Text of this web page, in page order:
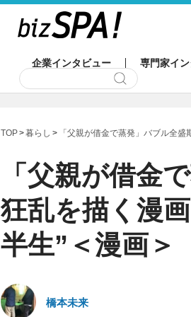
企業インタビュー 専門家イ
TOP 暮らし 「父親が借金で蒸発」バブル全
「父親が借金
狂乱を描く漫
半生”＜漫画＞
橋本未来